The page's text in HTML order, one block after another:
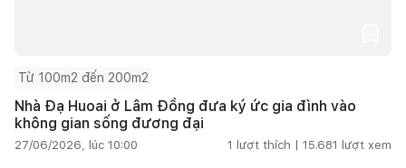
Từ 100m2 đến 200m2
Nhà Đạ Huoai ở Lâm Đồng đưa ký ức gia đình vào
không gian sống đương đại
27/06/2026, lúc 10:00 1 lượt thích | 15.681 lượt xem